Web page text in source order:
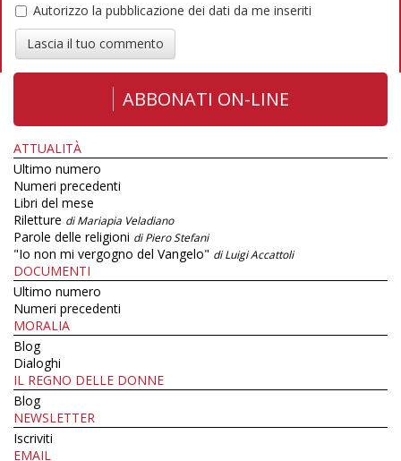
Autorizzo la pubblicazione dei dati da me inseriti
Lascia il tuo commento
ABBONATI ON-LINE
ATTUALITÀ
Ultimo numero
Numeri precedenti
Libri del mese
Riletture di Mariapia Veladiano
Parole delle religioni di Piero Stefani
"Io non mi vergogno del Vangelo" di Luigi Accattoli
DOCUMENTI
Ultimo numero
Numeri precedenti
MORALIA
Blog
Dialoghi
IL REGNO DELLE DONNE
Blog
NEWSLETTER
Iscriviti
EMAIL